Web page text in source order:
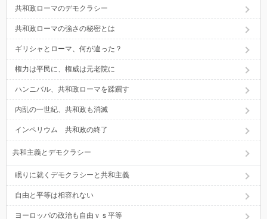
共和政ローマのデモクラシー
共和政ローマの強さの秘密とは
ギリシャとローマ、何が違った？
権力は平民に、権威は元老院に
ハンニバル、共和政ローマを蹂躙す
内乱の一世紀、共和政も消滅
インペリウム 共和政の終了
共和主義とデモクラシー
眠りに就くデモクラシーと共和主義
自由と平等は相容れない
ヨーロッパの政治も自由ｖｓ平等